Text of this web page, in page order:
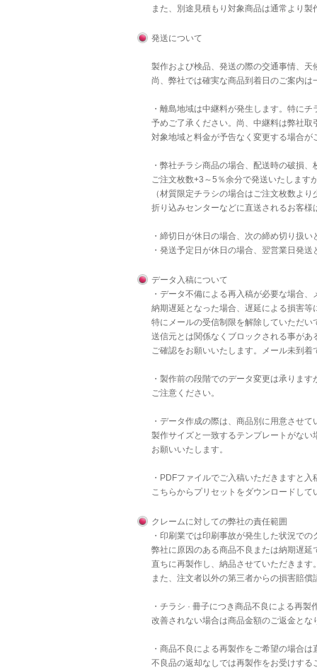
また、別途見積もり対象商品は通常より
発送について
製作および検品、発送の際の交通事情、
尚、弊社では確実な商品到着日のご案内
・離島地域は中継料が発生します。特に
予めご了承ください。尚、中継料は弊社
対象地域と料金が予告なく変更する場合が
・弊社チラシ商品の場合、配送時の破損
ご注文枚数+3～5％余分で発送いたします
（材質限定チラシの場合はご注文枚数よ
折り込みセンターなどに直送されるお客
・締切日が休日の場合、次の締め切り扱
・発送予定日が休日の場合、翌営業日発
データ入稿について
・データ不備による再入稿が必要な場合
納期遅延となった場合、遅延による損害
特にメールの受信制限を解除していただ
送信元とは関係なくブロックされる事が
ご確認をお願いいたします。メール未到
・製作前の段階でのデータ変更は承りま
ご注意ください。
・データ作成の際は、商品別に用意させ
製作サイズと一致するテンプレートがない
お願いいたします。
・PDFファイルでご入稿いただきますと
こちらからプリセットをダウンロードし
クレームに対しての弊社の責任範囲
・印刷業では印刷事故が発生した状況で
弊社に原因のある商品不良または納期遅
直ちに再製作し、納品させていただきま
また、注文者以外の第三者からの損害賠
・チラシ · 冊子につき商品不良による再
改善されない場合は商品金額のご返金と
・商品不良による再製作をご希望の場合
不良品の返却なしでは再製作をお受けする